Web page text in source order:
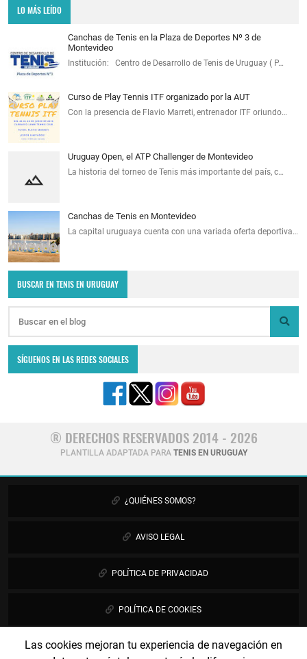
Las cookies mejoran tu experiencia de navegación en
LO MÁS LEÍDO
Canchas de Tenis en la Plaza de Deportes Nº 3 de
Montevideo
Institución: Centro de Desarrollo de Tenis de Uruguay ( P…
Curso de Play Tennis ITF organizado por la AUT
Con la presencia de Flavio Marreti, entrenador ITF oriundo…
Uruguay Open, el ATP Challenger de Montevideo
La historia del torneo de Tenis más importante del país, c…
Canchas de Tenis en Montevideo
La capital uruguaya cuenta con una variada oferta deportiva…
BUSCAR EN TENIS EN URUGUAY
SÍGUENOS EN LAS REDES SOCIALES
® DERECHOS RESERVADOS 2014 - 2026
PLANTILLA ADAPTADA PARA TENIS EN URUGUAY
¿QUIÉNES SOMOS?
AVISO LEGAL
POLÍTICA DE PRIVACIDAD
POLÍTICA DE COOKIES
PUBLICIDAD